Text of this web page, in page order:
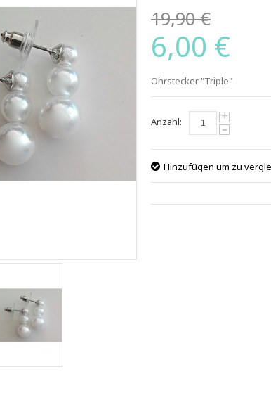
19,90 €
6,00 €
Ohrstecker "Triple"
Anzahl: +
-
Hinzufügen um zu